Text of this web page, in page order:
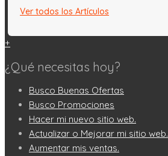
Ver todos los Artículos
+
¿Qué necesitas hoy?
Busco Buenas Ofertas
Busco Promociones
Hacer mi nuevo sitio web.
Actualizar o Mejorar mi sitio web.
Aumentar mis ventas.